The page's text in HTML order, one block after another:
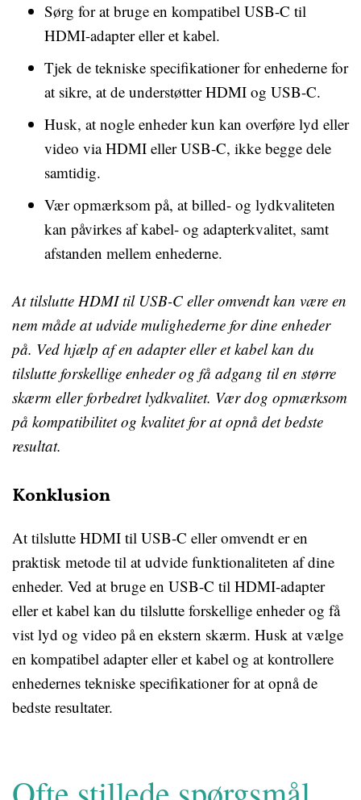
Sørg for at bruge en kompatibel USB-C til
HDMI-adapter eller et kabel.
Tjek de tekniske specifikationer for enhederne for
at sikre, at de understøtter HDMI og USB-C.
Husk, at nogle enheder kun kan overføre lyd eller
video via HDMI eller USB-C, ikke begge dele
samtidig.
Vær opmærksom på, at billed- og lydkvaliteten
kan påvirkes af kabel- og adapterkvalitet, samt
afstanden mellem enhederne.
At tilslutte HDMI til USB-C eller omvendt kan være en
nem måde at udvide mulighederne for dine enheder
på. Ved hjælp af en adapter eller et kabel kan du
tilslutte forskellige enheder og få adgang til en større
skærm eller forbedret lydkvalitet. Vær dog opmærksom
på kompatibilitet og kvalitet for at opnå det bedste
resultat.
Konklusion
At tilslutte HDMI til USB-C eller omvendt er en
praktisk metode til at udvide funktionaliteten af ​​dine
enheder. Ved at bruge en USB-C til HDMI-adapter
eller et kabel kan du tilslutte forskellige enheder og få
vist lyd og video på en ekstern skærm. Husk at vælge
en kompatibel adapter eller et kabel og at kontrollere
enhedernes tekniske specifikationer for at opnå de
bedste resultater.